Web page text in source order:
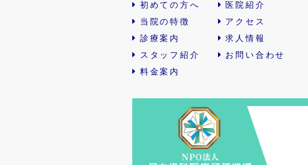
初めての方へ
当院の特徴
診療案内
スタッフ紹介
料金案内
医院紹介
アクセス
求人情報
お問い合わせ